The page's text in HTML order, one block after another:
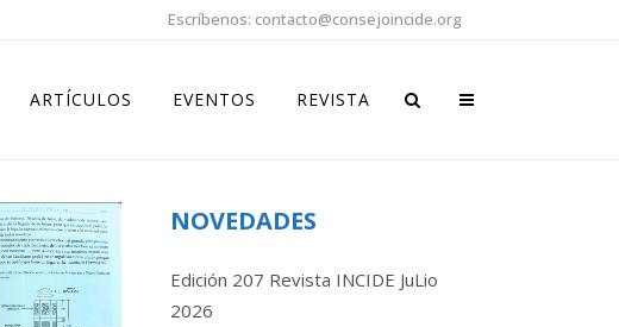
Escríbenos: contacto@consejoincide.org
ARTÍCULOS EVENTOS REVISTA
NOVEDADES
Edición 207 Revista INCIDE JuLio
2026